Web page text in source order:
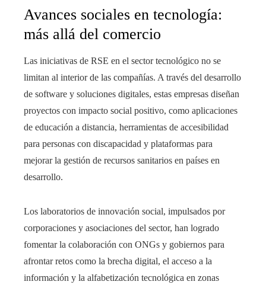
Avances sociales en tecnología:
más allá del comercio
Las iniciativas de RSE en el sector tecnológico no se
limitan al interior de las compañías. A través del desarrollo
de software y soluciones digitales, estas empresas diseñan
proyectos con impacto social positivo, como aplicaciones
de educación a distancia, herramientas de accesibilidad
para personas con discapacidad y plataformas para
mejorar la gestión de recursos sanitarios en países en
desarrollo.
Los laboratorios de innovación social, impulsados por
corporaciones y asociaciones del sector, han logrado
fomentar la colaboración con ONGs y gobiernos para
afrontar retos como la brecha digital, el acceso a la
información y la alfabetización tecnológica en zonas